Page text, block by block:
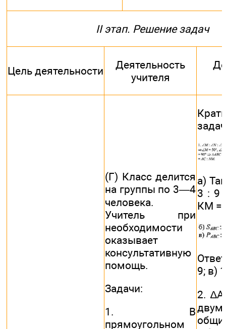
II этап. Решение задач
Цель деятельности
Деятельность
учителя
(Г) Класс делится
на группы по 3—4
человека.
Учитель при
необходимости
оказывает
консультативную
помощь.
Задачи:
1. В
прямоугольном
а)
3 : 9
КМ =
9; в)
2.